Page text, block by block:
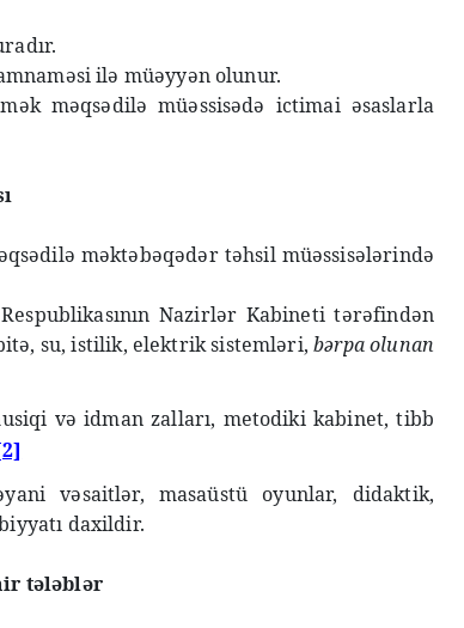
ilə müəyyən olunur.
məqsədilə müəssisədə ictimai əsaslarla
məktəbəqədər təhsil müəssisələrində
Nazirlər Kabineti tərəfindən
su, istilik, elektrik sistemləri,bərpa olunan
və idman zalları, metodiki kabinet, tibb
vəsaitlər, masaüstü oyunlar, didaktik,
daxildir.
tələblər